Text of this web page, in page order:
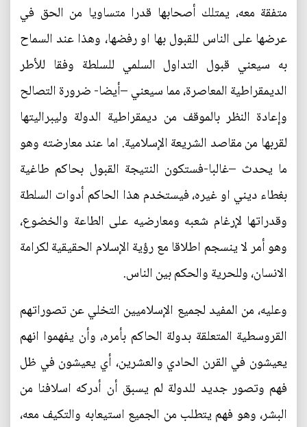
متفقة معه، يمتلك أصحابها قدرا متساويا من الحق في
عرضها على الناس للقبول بها او رفضها، وهذا عند السماح
به سيعني قبول التداول السلمي للسلطة وفقا للأطر
الديمقراطية المعاصرة، مما سيعني –أيضا- ضرورة التصالح
وإعادة النظر بالموقف من ديمقراطية الدولة وليبراليتها
لقربها من مقاصد الشريعة الإسلامية. اما عند معارضته وهو
ما يحدث –غالبا-فستكون النتيجة القبول بحاكم طاغية
بغطاء ديني او غيره، فيستخدم هذا الحاكم أدوات السلطة
وقدراتها لإرغام شعبه ومعارضيه على الطاعة والخضوع،
وهو أمر لا ينسجم اطلاقا مع رؤية الإسلام الحقيقية لكرامة
الانسان، وللحرية والحكم بين الناس.
وعليه، من المفيد لجميع الإسلاميين التخلي عن تصوراتهم
القروسطية المتعلقة بدولة الحاكم بأمره، وأن يفهموا انهم
يعيشون في القرن الحادي والعشرين، أي يعيشون في ظل
فهم وتصور جديد للدولة لم يسبق أن أدركه اسلافنا من
البشر، وهو فهم يتطلب من الجميع استيعابه والتكيف معه،